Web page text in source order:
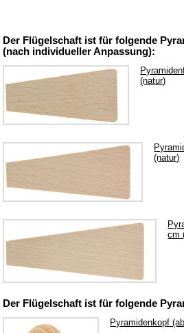
Farben & Lacke
Geschnitzte Figuren
Glas-Manschetten
Glimmer, Flitter & Verzierung
Glöckchen
Holzkugeln
Holz-Kleinteile
Kerzenhalter & Tüllen
Klebstoff
Laubsäge und Zubehör
Räucherkerzen
Schnitzwerkzeuge
Sockelbrettchen &
Der Flügelschaft ist für folgende
(nach individueller Anpassung):
(natur)
(natur)
cm
Der Flügelschaft ist für folgende
Pyramidenkopf